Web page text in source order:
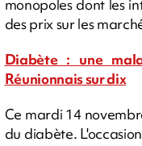
monopoles dont les
des prix sur les
Diabète : une
Réunionnais sur dix
Ce mardi 14
du diabète.